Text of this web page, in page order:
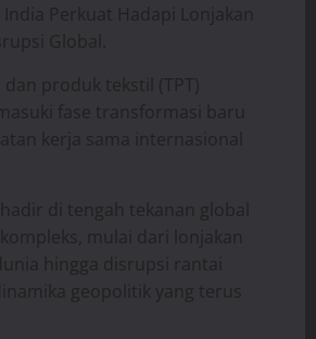
India Perkuat Hadapi Lonjakan
Global.
produk tekstil (TPT)
fase transformasi baru
kerja sama internasional
di tengah tekanan global
mulai dari lonjakan
hingga disrupsi rantai
geopolitik yang terus